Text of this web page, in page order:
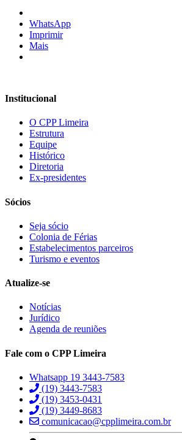
WhatsApp
Imprimir
Mais
Institucional
O CPP Limeira
Estrutura
Equipe
Histórico
Diretoria
Ex-presidentes
Sócios
Seja sócio
Colonia de Férias
Estabelecimentos parceiros
Turismo e eventos
Atualize-se
Notícias
Jurídico
Agenda de reuniões
Fale com o CPP Limeira
Whatsapp 19 3443-7583
(19) 3443-7583
(19) 3453-0431
(19) 3449-8683
comunicacao@cpplimeira.com.br